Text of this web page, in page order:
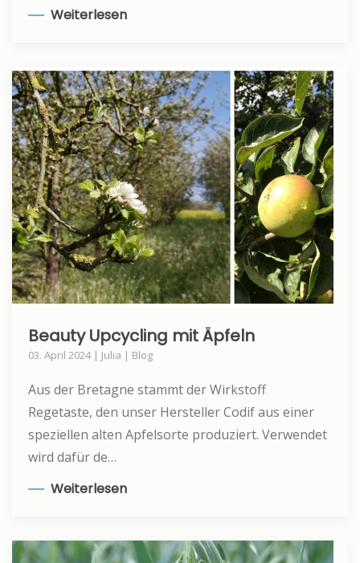
Weiterlesen
Beauty Upcycling mit Äpfeln
03. April 2024 | Julia | Blog
Aus der Bretagne stammt der Wirkstoff
Regetaste, den unser Hersteller Codif aus einer
speziellen alten Apfelsorte produziert. Verwendet
wird dafür de…
Weiterlesen